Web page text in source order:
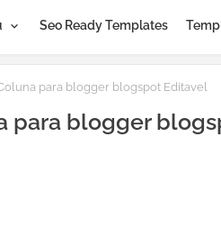
Seo Ready Templates
para blogger blogspot Editavel
para blogger